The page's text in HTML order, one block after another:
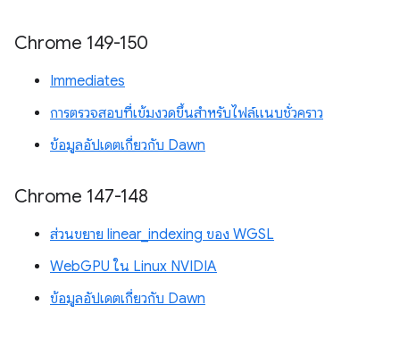
Chrome 149-150
Immediates
การตรวจสอบที่เข้มงวดขึ้นสำหรับไฟล์แนบชั่วคราว
ข้อมูลอัปเดตเกี่ยวกับ Dawn
Chrome 147-148
ส่วนขยาย linear_indexing ของ WGSL
WebGPU ใน Linux NVIDIA
ข้อมูลอัปเดตเกี่ยวกับ Dawn